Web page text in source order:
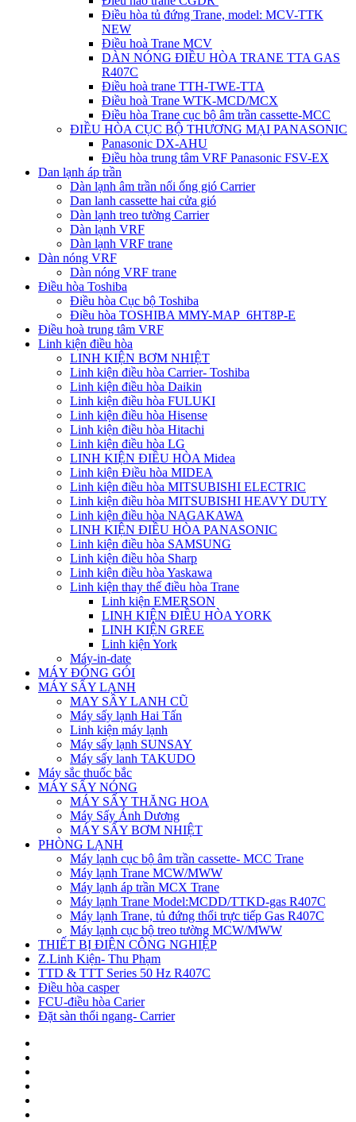
Điều hòa tủ đứng Trane, model: MCV-TTK
NEW
Điều hoà Trane MCV
DÀN NÓNG ĐIỀU HÒA TRANE TTA GAS
R407C
Điều hoà trane TTH-TWE-TTA
Điều hoà Trane WTK-MCD/MCX
Điều hòa Trane cục bộ âm trần cassette-MCC
ĐIỀU HÒA CỤC BỘ THƯƠNG MẠI PANASONIC
Panasonic DX-AHU
Điều hòa trung tâm VRF Panasonic FSV-EX
Dan lạnh áp trần
Dàn lạnh âm trần nối ống gió Carrier
Dan lanh cassette hai cửa gió
Dàn lạnh treo tường Carrier
Dàn lạnh VRF
Dàn lạnh VRF trane
Dàn nóng VRF
Dàn nóng VRF trane
Điều hòa Toshiba
Điều hòa Cục bộ Toshiba
Điều hòa TOSHIBA MMY-MAP_6HT8P-E
Điều hoà trung tâm VRF
Linh kiện điều hòa
LINH KIỆN BƠM NHIỆT
Linh kiện điều hòa Carrier- Toshiba
Linh kiện điều hòa Daikin
Linh kiện điều hòa FULUKI
Linh kiện điều hòa Hisense
Linh kiện điều hòa Hitachi
Linh kiện điều hòa LG
LINH KIỆN ĐIỀU HÒA Midea
Linh kiện Điều hòa MIDEA
Linh kiện điều hòa MITSUBISHI ELECTRIC
Linh kiện điều hòa MITSUBISHI HEAVY DUTY
Linh kiện điều hòa NAGAKAWA
LINH KIỆN ĐIỀU HÒA PANASONIC
Linh kiện điều hòa SAMSUNG
Linh kiện điều hòa Sharp
Linh kiện điều hòa Yaskawa
Linh kiện thay thế điều hòa Trane
Linh kiện EMERSON
LINH KIỆN ĐIỀU HÒA YORK
LINH KIỆN GREE
Linh kiện York
Máy-in-date
MÁY ĐÓNG GÓI
MÁY SẤY LẠNH
MAY SÂY LANH CŨ
Máy sấy lạnh Hai Tấn
Linh kiện máy lạnh
Máy sấy lạnh SUNSAY
Máy sấy lanh TAKUDO
Máy sắc thuốc bắc
MÁY SẤY NÓNG
MÁY SẤY THĂNG HOA
Máy Sấy Ánh Dương
MÁY SẤY BƠM NHIỆT
PHÒNG LẠNH
Máy lạnh cục bộ âm trần cassette- MCC Trane
Máy lạnh Trane MCW/MWW
Máy lạnh áp trần MCX Trane
Máy lạnh Trane Model:MCDD/TTKD-gas R407C
Máy lạnh Trane, tủ đứng thổi trực tiếp Gas R407C
Máy lạnh cục bộ treo tường MCW/MWW
THIẾT BỊ ĐIỆN CÔNG NGHIỆP
Z.Linh Kiện- Thu Phạm
TTD & TTT Series 50 Hz R407C
Điều hòa casper
FCU-điều hòa Carier
Đặt sàn thổi ngang- Carrier